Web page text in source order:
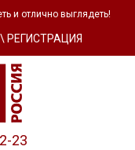
и отлично выглядеть!
РЕГИСТРАЦИЯ
23